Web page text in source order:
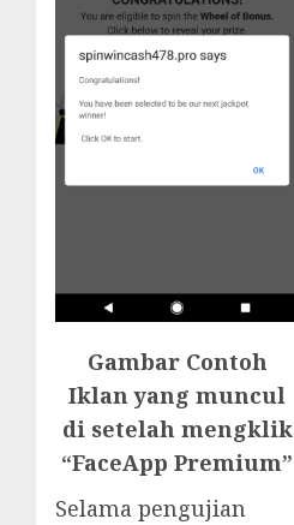
Gambar Contoh
Iklan yang muncul
di setelah mengklik
“FaceApp Premium”
Selama pengujian